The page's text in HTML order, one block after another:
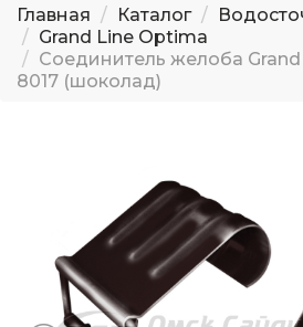
Главная Каталог
Grand Line Optima
Соединитель желоба
8017 (шоколад)